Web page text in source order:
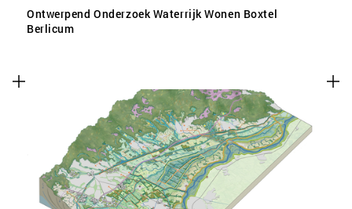
Ontwerpend Onderzoek Waterrijk Wonen Boxtel
Berlicum